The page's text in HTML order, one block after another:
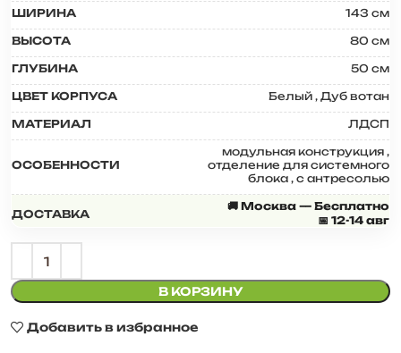
ШИРИНА 143 см
ВЫСОТА 80 см
ГЛУБИНА 50 см
ЦВЕТ КОРПУСА Белый , Дуб вотан
МАТЕРИАЛ ЛДСП
ОСОБЕННОСТИ
модульная конструкция ,
отделение для системного
блока , с антресолью
ДОСТАВКА
🚚 Москва — Бесплатно
📅 12-14 авг
В КОРЗИНУ
Добавить в избранное